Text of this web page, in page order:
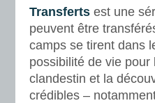
Transferts est une
peuvent être
camps se tirent dans
possibilité de vie pour
clandestin et la
crédibles –